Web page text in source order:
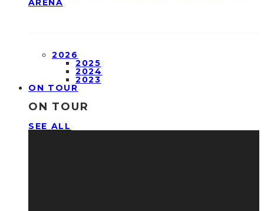
ARENA
2026
2025
2024
2023
ON TOUR
ON TOUR
SEE ALL